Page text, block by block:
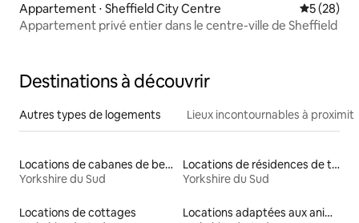
Appartement ⋅ Sheffield City Centre
5 (28)
Appartement privé entier dans le centre-ville de Sheffield
Destinations à découvrir
Autres types de logements Lieux incontournables à
Locations de cabanes de berger
Yorkshire du Sud
Locations de résidences de tourisme
Yorkshire du Sud
Locations de cottages
Locations adaptées aux animaux